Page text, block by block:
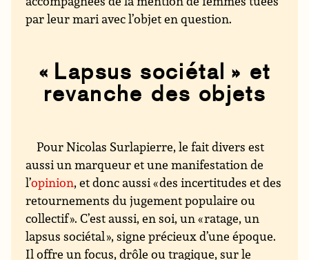
par leur mari avec l’objet en question.
« Lapsus sociétal » et
revanche des objets
Pour Nicolas Surlapierre, le fait divers est
aussi un marqueur et une manifestation de
l’opinion, et donc aussi « des incertitudes et des
retournements du jugement populaire ou
collectif ». C’est aussi, en soi, un « ratage, un
lapsus sociétal », signe précieux d’une époque.
Il offre un focus, drôle ou tragique, sur le